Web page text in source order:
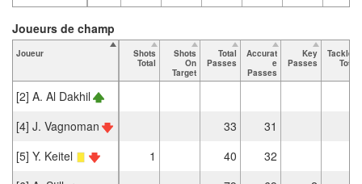
Joueur
Shots
Total
Shots
On
Target
Total
Passes
Accurat
e
Passes
Key
Passes
Tackles
Total
[2] A. Al Dakhil
[4] J. Vagnoman
33 31
[5] Y. Keitel
1 40 32
Joueurs de champ